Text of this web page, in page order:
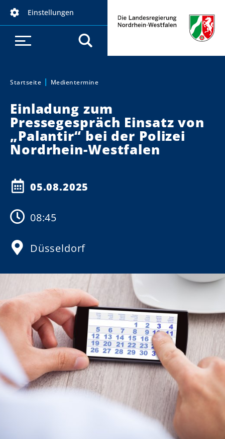
Einstellungen
Sie sind hier:
Startseite Medientermine
Einladung zum
Pressegespräch Einsatz von
„Palantir“ bei der Polizei
Nordrhein-Westfalen
05.08.2025
08:45
Düsseldorf